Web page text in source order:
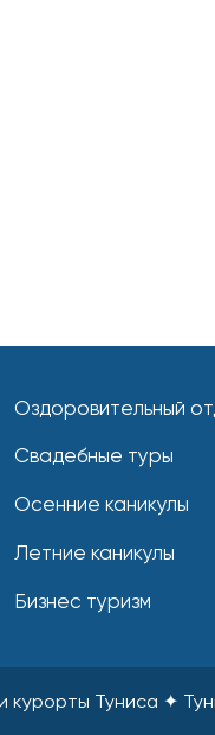
Оздоровительный
Свадебные туры
Осенние каникулы
Летние каникулы
Бизнес туризм
курорты Туниса ✦